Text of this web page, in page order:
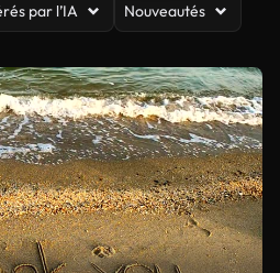
par l’IA Nouveautés